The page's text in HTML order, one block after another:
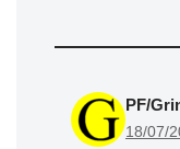
PF/
18/07/